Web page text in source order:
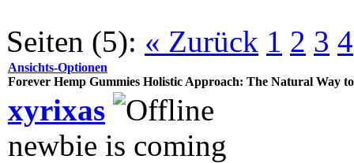
Seiten (5): « Zurück 1 2 3 4
Ansichts-Optionen
Forever Hemp Gummies Holistic Approach: The Natural Way to
xyrixas
newbie is coming